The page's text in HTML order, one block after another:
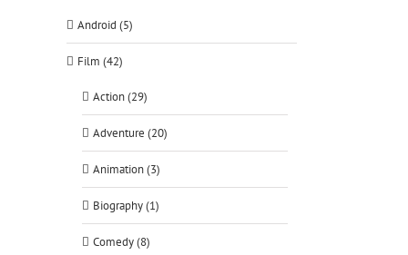
Android (5)
Film (42)
Action (29)
Adventure (20)
Animation (3)
Biography (1)
Comedy (8)